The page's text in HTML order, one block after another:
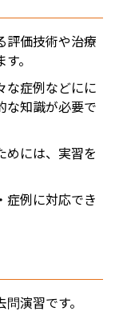
評価技術や治療
。
な症例などにに
な知識が必要で
めには、実習を
症例に対応でき
演習です。